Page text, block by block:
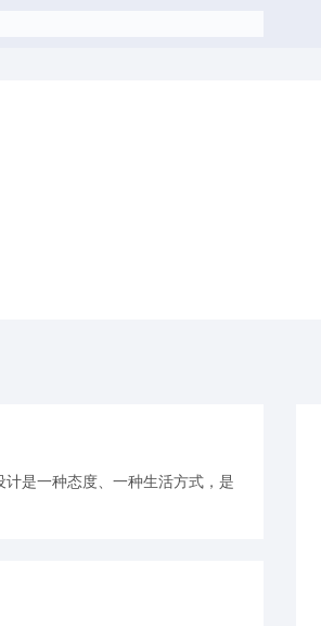
是一种态度、一种生活方式，是